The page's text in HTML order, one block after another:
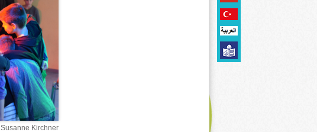
Susanne Kirchner